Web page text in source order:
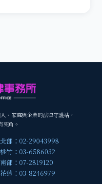
、家庭與企業的法律守護站，
死角。
北部：02-29043998
桃竹：03-6586032
南部：07-2819120
花蓮：03-8246979